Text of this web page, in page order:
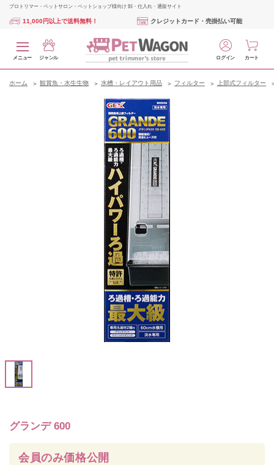
プロトリマー・ペットサロン・ペットショップ様向け 卸・仕入れ・通販サイト
11,000円以上で送料無料！ クレジットカード・売掛払い可能
メニュー ジャンル ログイン カート
ホーム 観賞魚・水生生物 水槽・レイアウト用品 フィルター 上部式フィルター
グランデ 600
会員のみ価格公開